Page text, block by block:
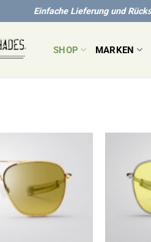
Einfache Lieferung und
SHOP MARKEN